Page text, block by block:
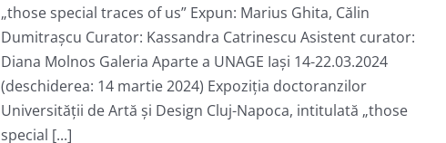
„those special traces of us” Expun: Marius Ghita, Călin
Dumitrașcu Curator: Kassandra Catrinescu Asistent curator:
Diana Molnos Galeria Aparte a UNAGE Iași 14-22.03.2024
(deschiderea: 14 martie 2024) Expoziția doctoranzilor
Universității de Artă și Design Cluj-Napoca, intitulată „those
special [...]